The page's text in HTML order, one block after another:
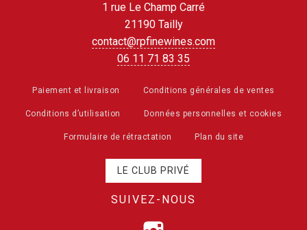
1 rue Le Champ Carré
21190 Tailly
contact@rpfinewines.com
06 11 71 83 35
Paiement et livraison Conditions générales de ventes
Conditions d’utilisation Données personnelles et cookies
Formulaire de rétractation Plan du site
LE CLUB PRIVÉ
SUIVEZ-NOUS